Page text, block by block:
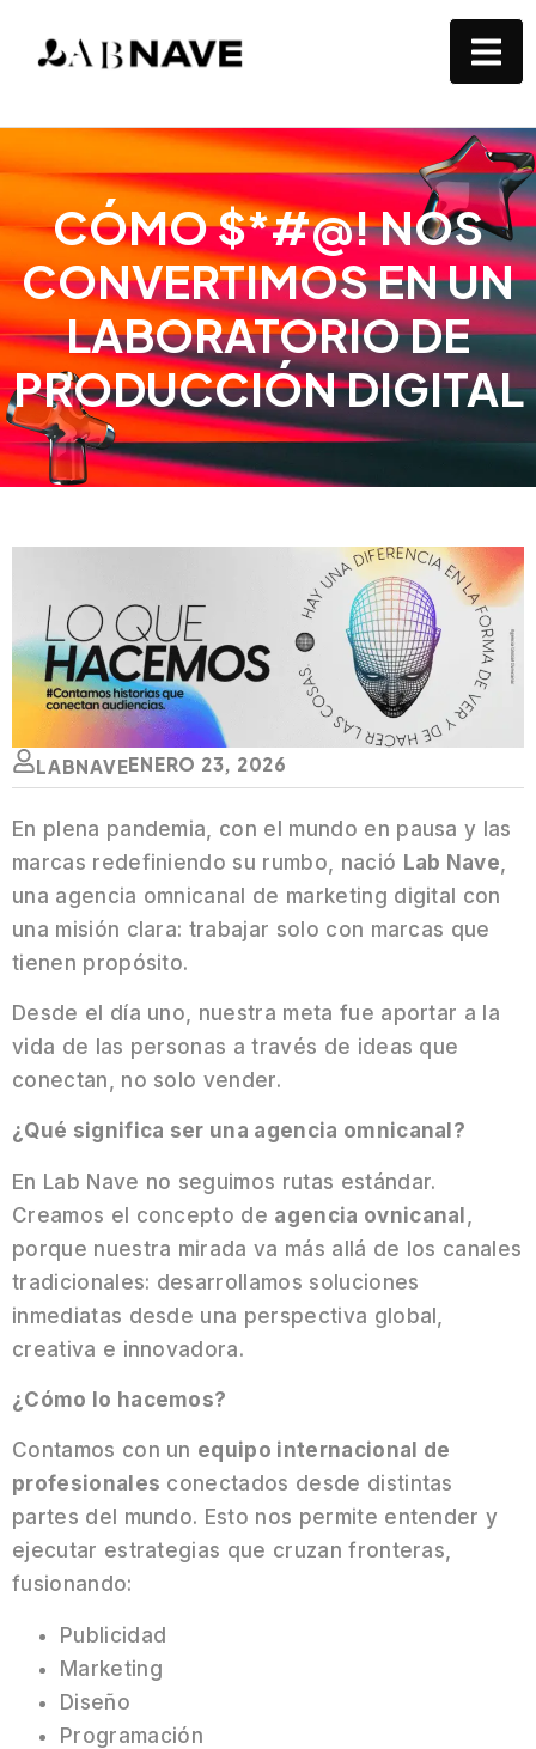
CÓMO $*#@! NOS
CONVERTIMOS EN UN
LABORATORIO DE
PRODUCCIÓN DIGITAL
LABNAVEENERO 23, 2026
En plena pandemia, con el mundo en pausa y las
marcas redefiniendo su rumbo, nació Lab Nave
una agencia omnicanal de marketing digital con
una misión clara: trabajar solo con marcas que
tienen propósito.
Desde el día uno, nuestra meta fue aportar a la
vida de las personas a través de ideas que
conectan, no solo vender.
¿Qué significa ser una agencia omnicanal?
En Lab Nave no seguimos rutas estándar.
Creamos el concepto de agencia ovnicanal
porque nuestra mirada va más allá de los canales
tradicionales: desarrollamos soluciones
inmediatas desde una perspectiva global,
creativa e innovadora.
¿Cómo lo hacemos?
Contamos con un equipo internacional de
profesionales conectados desde distintas
partes del mundo. Esto nos permite entender y
ejecutar estrategias que cruzan fronteras,
fusionando:
Publicidad
Marketing
Diseño
Programación